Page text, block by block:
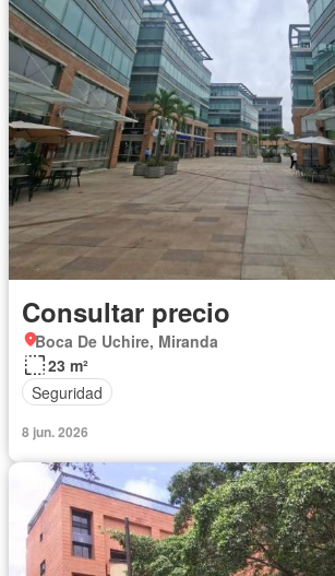
Consultar precio
Boca De Uchire, Miranda
23 m²
Seguridad
8 jun. 2026